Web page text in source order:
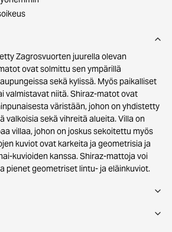
Zagrosvuorten juurella olevan
ovat solmittu sen ympärillä
sekä kylissä. Myös paikalliset
valmistavat niitä. Shiraz-matot ovat
väristään, johon on yhdistetty
valkoisia sekä vihreitä alueita. Villa on
villaa, johon on joskus sekoitettu myös
kuviot ovat karkeita ja geometrisia ja
kuvioiden kanssa. Shiraz-mattoja voi
pienet geometriset lintu- ja eläinkuviot.